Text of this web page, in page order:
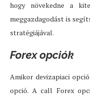
hogy növekedne a
meggazdagodást is
stratégiájával.
Forex opciók
Amikor devizapiaci
opció. A call Forex